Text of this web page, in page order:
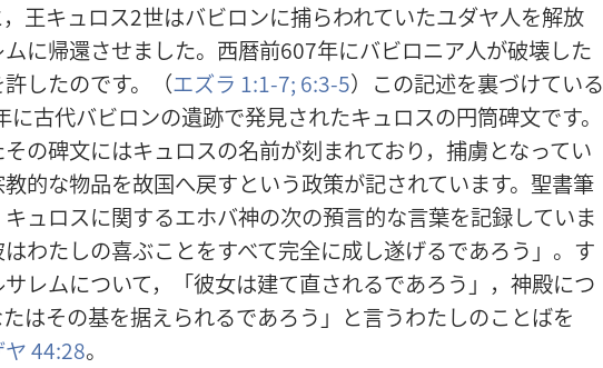
王キュロス2世はバビロンに捕らわれていたユダヤ人を解放
ムに帰還させました。西暦前607年にバビロニア人が破壊した
したのです。（エズラ 1:1-7; 6:3-5）この記述を裏づけている
に古代バビロンの遺跡で発見されたキュロスの円筒碑文です。
の碑文にはキュロスの名前が刻まれており，捕虜となってい
的な物品を故国へ戻すという政策が記されています。聖書筆
ュロスに関するエホバ神の次の預言的な言葉を記録していま
はわたしの喜ぶことをすべて完全に成し遂げるであろう」。す
レムについて，「彼女は建て直されるであろう」，神殿につ
はその基を据えられるであろう」と言うわたしのことばを
ヤ 44:28。